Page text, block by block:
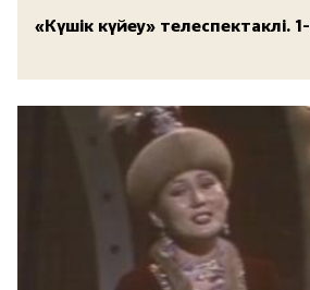
«Күшік күйеу» телеспектаклі.